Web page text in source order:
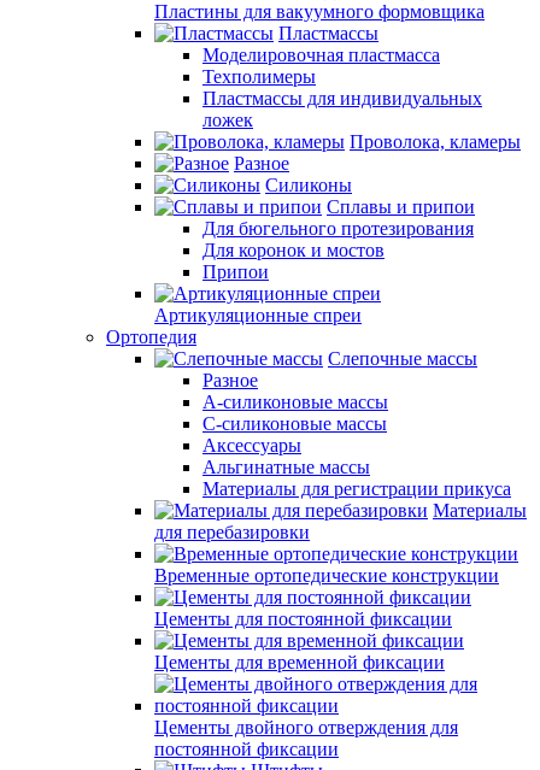
Пластины для вакуумного формовщика
Пластмассы
Моделировочная пластмасса
Техполимеры
Пластмассы для индивидуальных
ложек
Проволока, кламеры
Разное
Силиконы
Сплавы и припои
Для бюгельного протезирования
Для коронок и мостов
Припои
Артикуляционные спреи
Ортопедия
Слепочные массы
Разное
А-силиконовые массы
С-силиконовые массы
Аксессуары
Альгинатные массы
Материалы для регистрации прикуса
Материалы
для перебазировки
Временные ортопедические конструкции
Цементы для постоянной фиксации
Цементы для временной фиксации
Цементы двойного отверждения для
постоянной фиксации